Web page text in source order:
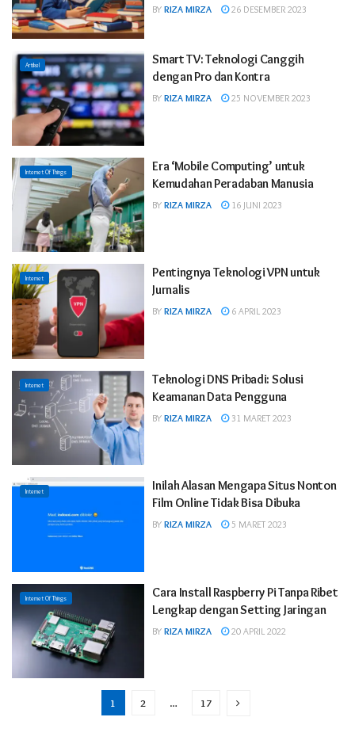
BY RIZA MIRZA 26 DESEMBER 2023
Artikel
Smart TV: Teknologi Canggih
dengan Pro dan Kontra
BY RIZA MIRZA 25 NOVEMBER 2023
Internet Of Things
Era ‘Mobile Computing’ untuk
Kemudahan Peradaban Manusia
BY RIZA MIRZA 16 JUNI 2023
Internet
Pentingnya Teknologi VPN untuk
Jurnalis
BY RIZA MIRZA 6 APRIL 2023
Internet
Teknologi DNS Pribadi: Solusi
Keamanan Data Pengguna
BY RIZA MIRZA 31 MARET 2023
Internet
Inilah Alasan Mengapa Situs Nonton
Film Online Tidak Bisa Dibuka
BY RIZA MIRZA 5 MARET 2023
Internet Of Things
Cara Install Raspberry Pi Tanpa Ribet
Lengkap dengan Setting Jaringan
BY RIZA MIRZA 20 APRIL 2022
1 2 … 17